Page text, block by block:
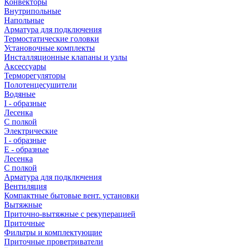
Конвекторы
Внутрипольные
Напольные
Арматура для подключения
Термостатические головки
Установочные комплекты
Инсталляционные клапаны и узлы
Аксессуары
Терморегуляторы
Полотенцесушители
Водяные
I - образные
Лесенка
С полкой
Электрические
I - образные
E - образные
Лесенка
С полкой
Арматура для подключения
Вентиляция
Компактные бытовые вент. установки
Вытяжные
Приточно-вытяжные с рекуперацией
Приточные
Фильтры и комплектующие
Приточные проветриватели